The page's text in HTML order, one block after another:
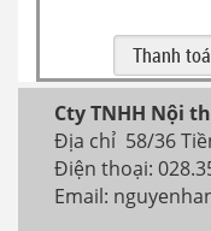
Cty TNHH Nội
Địa chỉ 58/36
Điện thoại:
Email: